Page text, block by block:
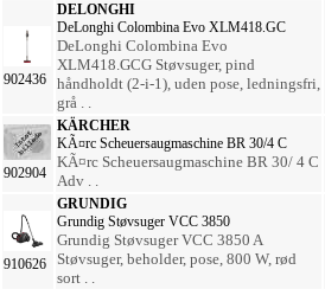
902436
DELONGHI
DeLonghi Colombina Evo XLM418.GC
DeLonghi Colombina Evo
XLM418.GCG Støvsuger, pind
håndholdt (2-i-1), uden pose, ledningsfri,
grå . .
902904
KÄRCHER
KÃ¤rc Scheuersaugmaschine BR 30/4 C
KÃ¤rc Scheuersaugmaschine BR 30/ 4 C
Adv . .
910626
GRUNDIG
Grundig Støvsuger VCC 3850
Grundig Støvsuger VCC 3850 A
Støvsuger, beholder, pose, 800 W, rød
sort . .